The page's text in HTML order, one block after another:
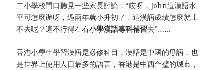
二小學校門口聽見一些家長討論：“哎呀，John這漢語水
平可怎麼辦呀，過兩年就小升初了，這漢語成績怎麼就上
不去呢？這不行得看看小學漢語專科補習去”……
香港小學生學習漢語是必修科目，漢語是中國的母語，也
是世界上使用人口最多的語言，香港是中西合璧的城市，